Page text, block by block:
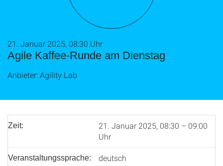
Agile Kaffee-Runde am Dienstag
21. Januar 2025, 08:30 Uhr
Anbieter: Agility Lab
Zeit:
21. Januar 2025, 08:30 – 09:00
Uhr
Veranstaltungssprache: deutsch